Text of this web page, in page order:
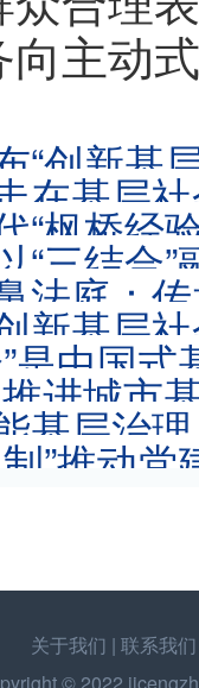
主动
“创新基
在基层
“枫桥经
“三结合
法庭：
新基层
是中国
进城市
基层治理
”推动
关于我们 | 联系我们